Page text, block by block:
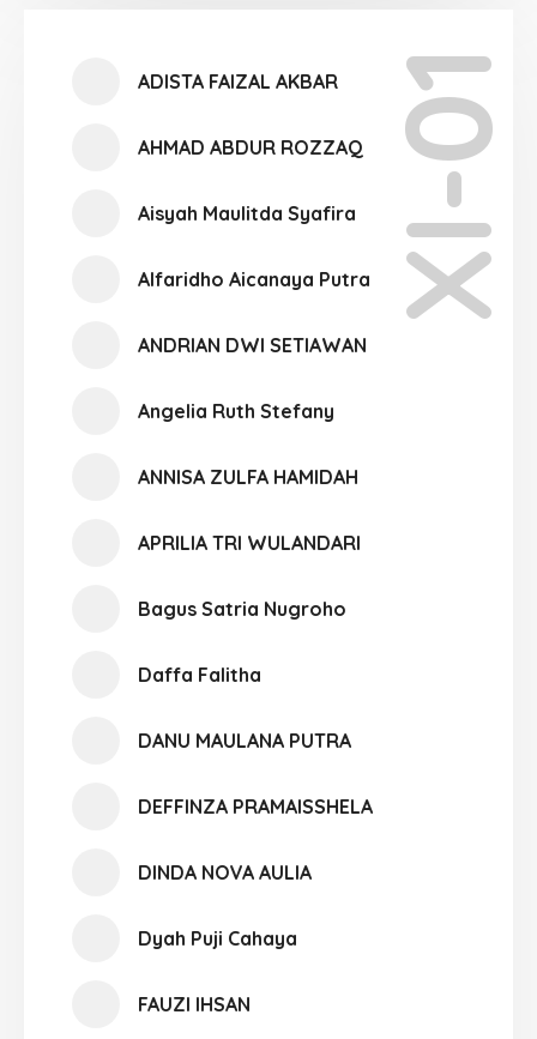
XI-01
ADISTA FAIZAL AKBAR
AHMAD ABDUR ROZZAQ
Aisyah Maulitda Syafira
Alfaridho Aicanaya Putra
ANDRIAN DWI SETIAWAN
Angelia Ruth Stefany
ANNISA ZULFA HAMIDAH
APRILIA TRI WULANDARI
Bagus Satria Nugroho
Daffa Falitha
DANU MAULANA PUTRA
DEFFINZA PRAMAISSHELA
DINDA NOVA AULIA
Dyah Puji Cahaya
FAUZI IHSAN